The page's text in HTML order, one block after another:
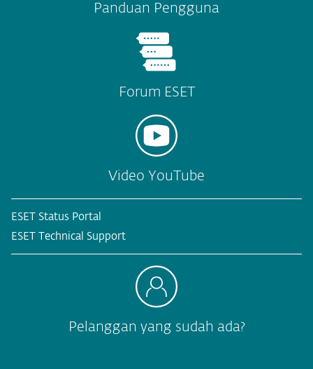
Panduan Pengguna
Forum ESET
Video YouTube
ESET Status Portal
ESET Technical Support
Pelanggan yang sudah ada?